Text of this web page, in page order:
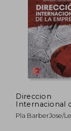
Direccion
Internacional
Empresa.
Pla BarberJose/